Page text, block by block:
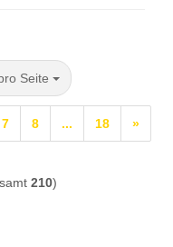
Seite
7 8 ... 18 »
210)